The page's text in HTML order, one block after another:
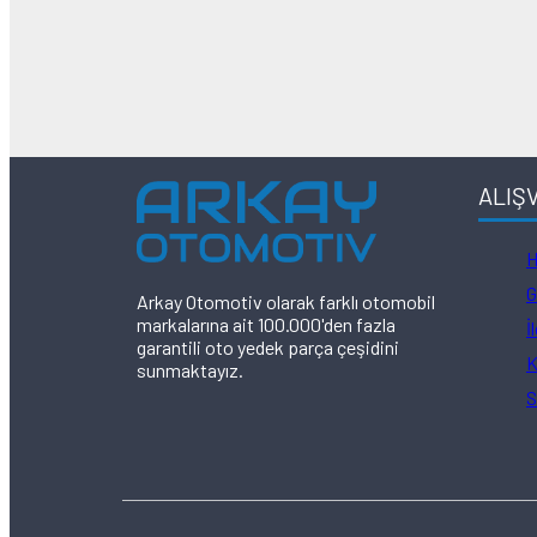
Arkay Otomotiv olarak farklı otomobil
markalarına ait 100.000'den fazla
garantili oto yedek parça çeşidini
sunmaktayız.